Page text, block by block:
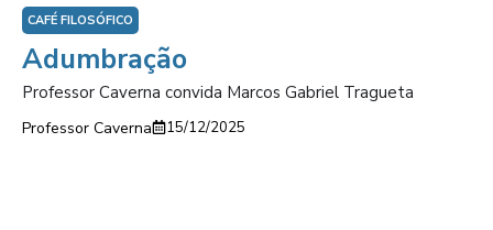
CAFÉ FILOSÓFICO
Adumbração
Professor Caverna convida Marcos Gabriel Tragueta
Professor Caverna 15/12/2025